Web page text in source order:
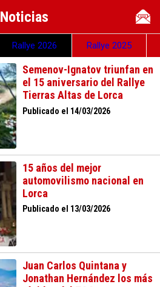
Noticias
Rallye 2026 Rallye 2025
Semenov-Ignatov triunfan en
el 15 aniversario del Rallye
Tierras Altas de Lorca
Publicado el 14/03/2026
15 años del mejor
automovilismo nacional en
Lorca
Publicado el 13/03/2026
Juan Carlos Quintana y
Jonathan Hernández los más